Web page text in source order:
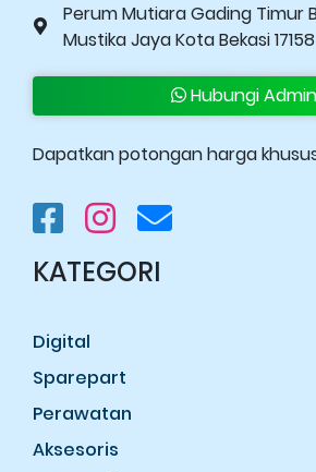
Perum Mutiara Gading Timur
Mustika Jaya Kota Bekasi 17158
Hubungi Admin
Dapatkan potongan harga
KATEGORI
Digital
Sparepart
Perawatan
Aksesoris